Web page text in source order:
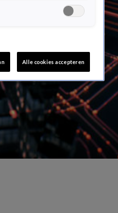
Alle cookies accepteren